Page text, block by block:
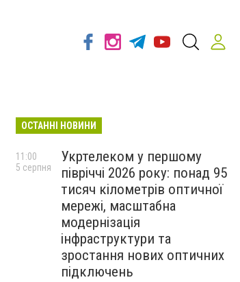
ОСТАННІ НОВИНИ
Укртелеком у першому
півріччі 2026 року: понад 95
тисяч кілометрів оптичної
мережі, масштабна
модернізація
інфраструктури та
зростання нових оптичних
підключень
11:00
5 серпня